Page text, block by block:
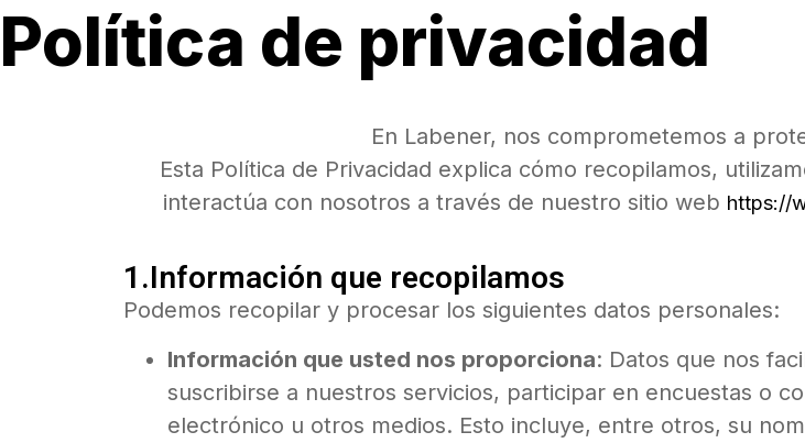
Política de privacidad
En Labener, nos comprometemos a
Esta Política de Privacidad explica cómo recopilamos,
interactúa con nosotros a través de nuestro sitio web https://
1.Información que recopilamos
Podemos recopilar y procesar los siguientes datos personales:
Información que usted nos proporciona: Datos que nos
suscribirse a nuestros servicios, participar en encuestas o
electrónico u otros medios. Esto incluye, entre otros, su